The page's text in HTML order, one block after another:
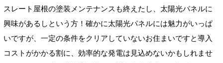
スレート屋根の塗装メンテナンスも終えたし、太陽光パネルに
興味があるしという方！確かに太陽光パネルには魅力がいっぱ
いですが、一定の条件をクリアしていないお住まいですと導入
コストがかかる割に、効率的な発電は見込めないかもしれませ